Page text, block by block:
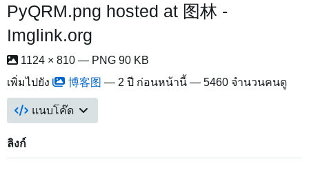
PyQRM.png hosted at 图林 -
Imglink.org
1124 × 810 — PNG 90 KB
เพิ่มไปยัง
博客图 — 2 ปี ก่อนหน้านี้ — 5460 จำนวนคนดู
แนบโค๊ด
ลิงก์